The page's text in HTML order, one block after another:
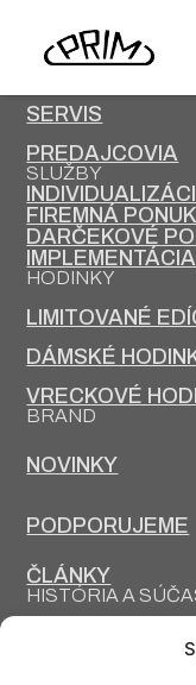
PRIM
SERVIS
PREDAJCOVIA
SLUŽBY
FIREMNÁ
DARČEKOVÉ
IMPLEMENTÁCIA
HODINKY
LIMITOVANÉ
DÁMSKÉ
VRECKOVÉ
BRAND
NOVINKY
PODPORUJEME
ČLÁNKY
HISTÓRIA A